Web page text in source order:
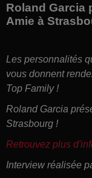
Roland Garcia
Amie à
Les personnalités
vous donnent
Top Family !
Roland Garcia
Strasbourg !
Retrouvez plus
Interview réalisée